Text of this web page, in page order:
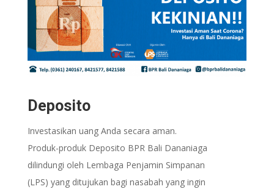
Deposito
Investasikan uang Anda secara aman.
Produk-produk Deposito BPR Bali Dananiaga
dilindungi oleh Lembaga Penjamin Simpanan
(LPS) yang ditujukan bagi nasabah yang ingin